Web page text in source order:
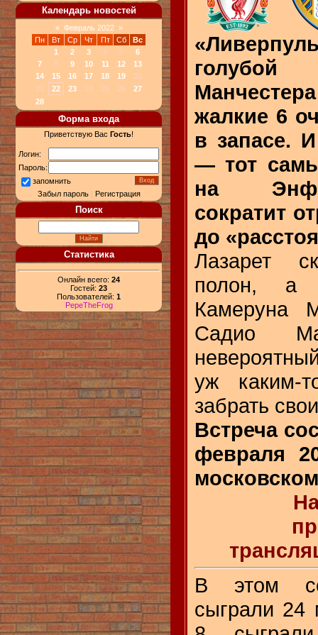
Календарь новостей
« Февраль 2022 »
Пн
Вт Ср Чт Пт Сб
Вс
1
2 3 4 5
6
7
8 9 10 11 12
13
14
15 16 17 18 19
20
21
22 23 24 25 26
27
28
Форма входа
Приветствую Вас Гость!
Логин:
Пароль:
запомнить
Забыл пароль| Регистрация
Поиск
Статистика
Онлайн всего: 24
Гостей: 23
Пользователей: 1
PepeTheFrog
жалкие 6
в запасе.
— тот
на
сократит
до
Лазарет
полон, а
Камеруна
Садио
уж каким-
забрать
Встреча
февраля
В этом
сыграли 24